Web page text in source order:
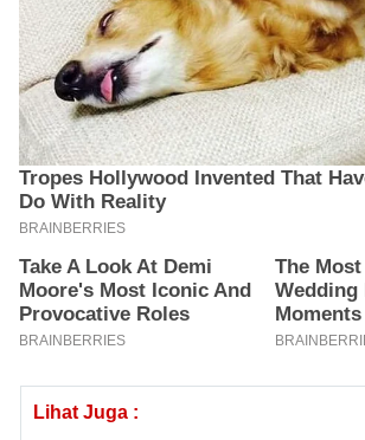
Lihat Juga :